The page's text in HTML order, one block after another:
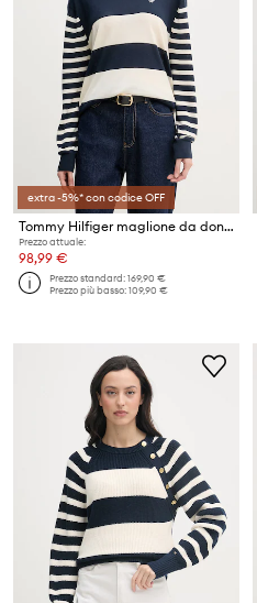
extra -5%* con codice OFF
Tommy Hilfiger maglione da donna con misto seta
Prezzo attuale:
98,99 €
Prezzo standard:169,90 €
Prezzo più basso:109,90 €